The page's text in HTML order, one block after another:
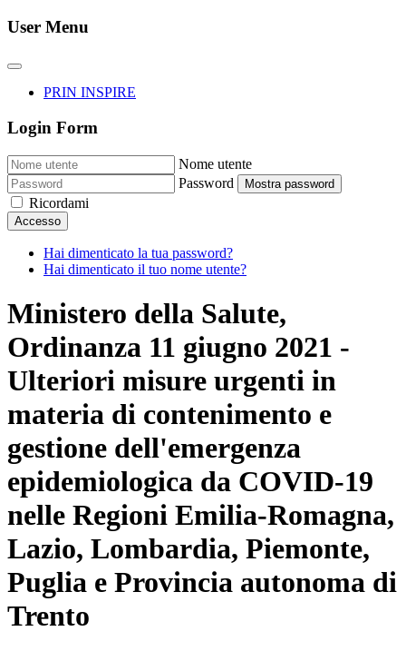
User Menu
PRIN INSPIRE
Login Form
Nome utente
Password
Mostra password
Ricordami
Accesso
Hai dimenticato la tua password?
Hai dimenticato il tuo nome utente?
Ministero della Salute,
Ordinanza 11 giugno 2021 -
Ulteriori misure urgenti in
materia di contenimento e
gestione dell'emergenza
epidemiologica da COVID-19
nelle Regioni Emilia-Romagna,
Lazio, Lombardia, Piemonte,
Puglia e Provincia autonoma di
Trento